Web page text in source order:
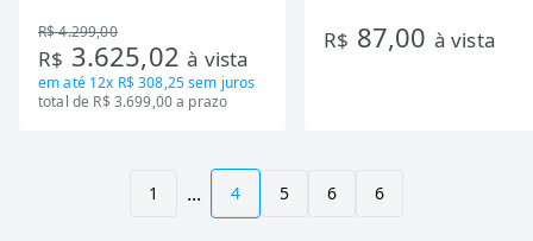
Tecnologia Inverter, Branco,
Bivolt
R$ 4.299,00
R$ 3.625,02à vista
em até 12x R$ 308,25sem juros
total de R$ 3.699,00 a prazo
R$ 87,00 à vista
1 ... 4 5 6 6